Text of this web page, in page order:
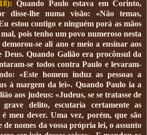
Quando Paulo estava em Corinto,
disse-lhe numa visão: «Não temas,
estou contigo e ninguém porá as mãos
pois tenho um povo numeroso nesta
se ali ano e meio a ensinar aos
Deus. Quando Galião era procônsul da
se todos contra Paulo e levaram-
«Este homem induz as pessoas a
à margem da lei». Quando Paulo ia a
aos judeus: «Judeus, se se tratasse de
delito, escutaria certamente as
é meu dever. Uma vez, porém, que são
de nomes da vossa própria lei, o assunto